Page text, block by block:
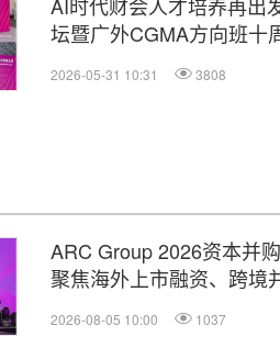
坛暨广外CGMA方向班十
2026-05-31 10:31 3808
ARC Group 2026资本并
聚焦海外上市融资、跨境
2026-08-05 10:00 1037